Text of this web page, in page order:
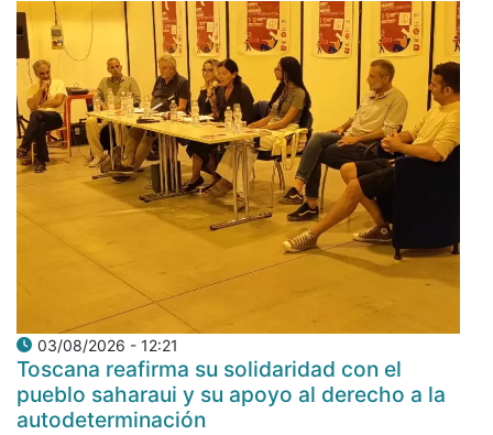
03/08/2026 - 12:21
Toscana reafirma su solidaridad con el
pueblo saharaui y su apoyo al derecho a la
autodeterminación